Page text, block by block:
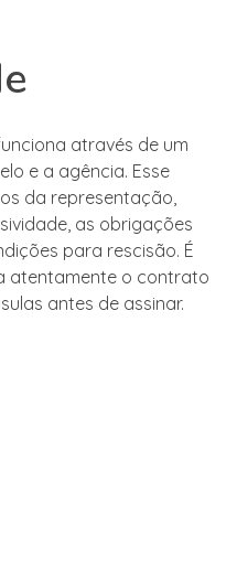
através de um
e a agência. Esse
da representação,
as obrigações
para rescisão. É
atentamente o contrato
antes de assinar.